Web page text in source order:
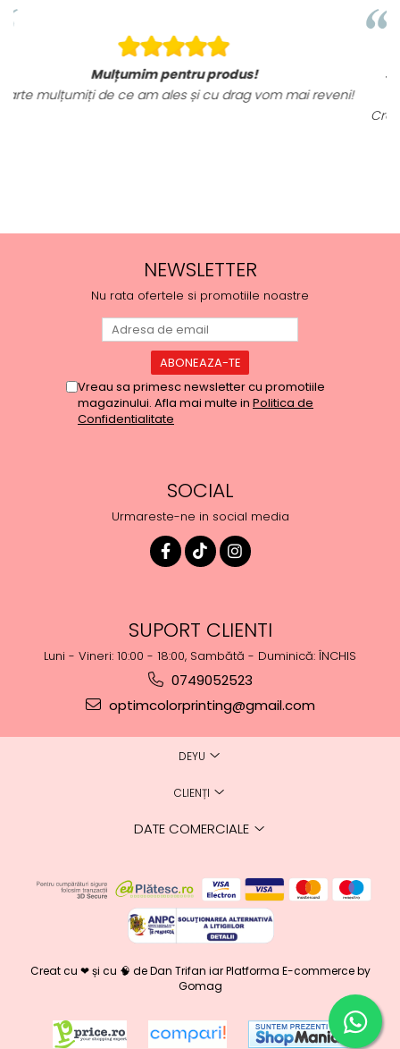
mai reveni!
Sunt mai mult decat incantata de ele,
tricourilor sunt foarte calitative,
Croiul foarte frumos, am ramas placut
NEWSLETTER
Nu rata ofertele si promotiile noastre
Vreau sa primesc newsletter cu promotiile
magazinului. Afla mai multe in Politica de
Confidentialitate
SOCIAL
Urmareste-ne in social media
SUPORT CLIENTI
Luni - Vineri: 10:00 - 18:00, Sambătă - Duminică: ÎNCHIS
0749052523
optimcolorprinting@gmail.com
DEYU
CLIENȚI
DATE COMERCIALE
Creat cu ❤ și cu 🧠 de Dan Trifan iar Platforma E-commerce by
Gomag